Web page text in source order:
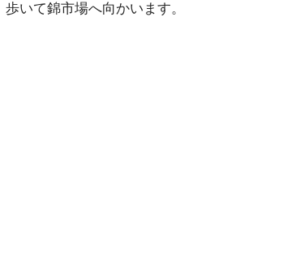
いて錦市場へ向かいます。